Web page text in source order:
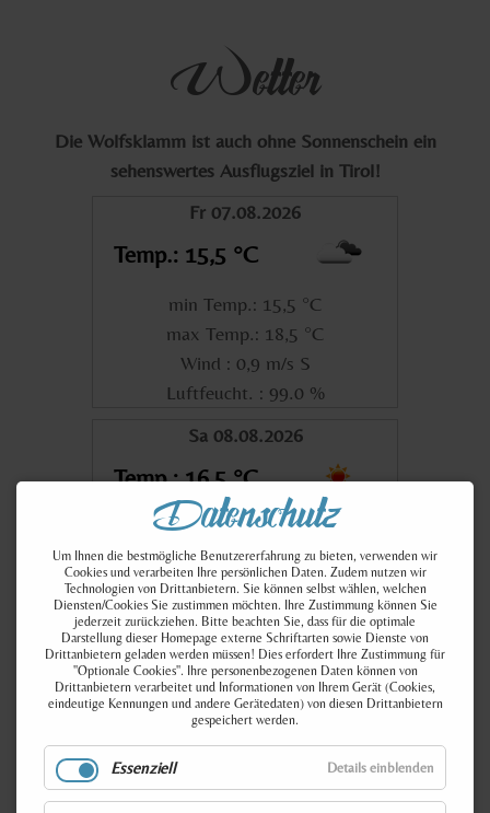
Wetter
Die Wolfsklamm ist auch ohne Sonnenschein ein
sehenswertes Ausflugsziel in Tirol!
Fr 07.08.2026
Temp.: 15,5 °C
min Temp.: 15,5 °C
max Temp.: 18,5 °C
Wind : 0,9 m/s S
Luftfeucht. : 99.0 %
Sa 08.08.2026
Temp.: 16,5 °C
min Temp.: 10,0 °C
max Temp.: 23,1 °C
Wind : 2,0 m/s NE
Luftfeucht. : 47.0 %
So 09.08.2026
Temp.: 18,8 °C
min Temp.: 11,8 °C
max Temp.: 25,7 °C
Datenschutz
Um Ihnen die bestmögliche Benutzererfahrung zu bieten, verwenden wir
Cookies und verarbeiten Ihre persönlichen Daten. Zudem nutzen wir
Technologien von Drittanbietern. Sie können selbst wählen, welchen
Diensten/Cookies Sie zustimmen möchten. Ihre Zustimmung können Sie
jederzeit zurückziehen. Bitte beachten Sie, dass für die optimale
Darstellung dieser Homepage externe Schriftarten sowie Dienste von
Drittanbietern geladen werden müssen! Dies erfordert Ihre Zustimmung für
"Optionale Cookies". Ihre personenbezogenen Daten können von
Drittanbietern verarbeitet und Informationen von Ihrem Gerät (Cookies,
eindeutige Kennungen und andere Gerätedaten) von diesen Drittanbietern
gespeichert werden.
Essenziell Details einblenden